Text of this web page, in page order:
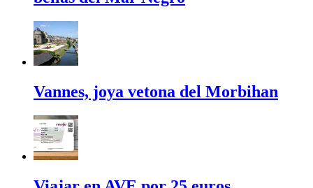
Vannes, joya vetona del Morbihan